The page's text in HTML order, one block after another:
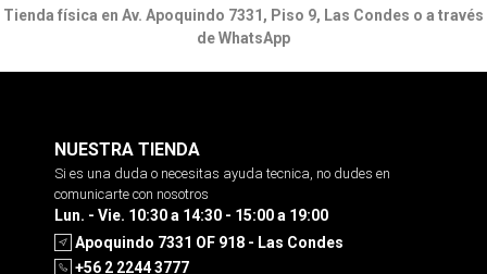
Tienda física en Av. Apoquindo 7331, Piso 9, Las Condes o a través
de WhatsApp
NUESTRA TIENDA
Si es una duda o necesitas ayuda tecnica, no dudes en
comunicarte con nosotros
Lun. - Vie. 10:30 a 14:30 - 15:00 a 19:00
Apoquindo 7331 OF 918 - Las Condes
+56 2 2244 3777